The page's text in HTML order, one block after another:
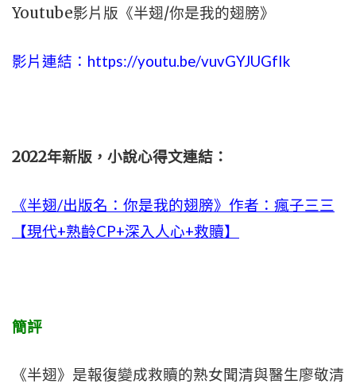
Youtube影片版《半翅/你是我的翅膀》
影片連結：https://youtu.be/vuvGYJUGfIk
2022年新版，小說心得文連結 ：
《半翅/出版名：你是我的翅膀》作者：瘋子三三
【現代+熟齡CP+深入人心+救贖】
簡評
《半翅》是報復變成救贖的熟女聞清與醫生廖敬清